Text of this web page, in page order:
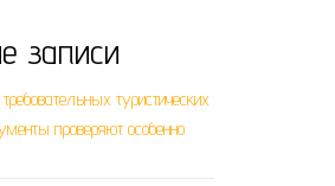
записи
туристических
проверяют особенно